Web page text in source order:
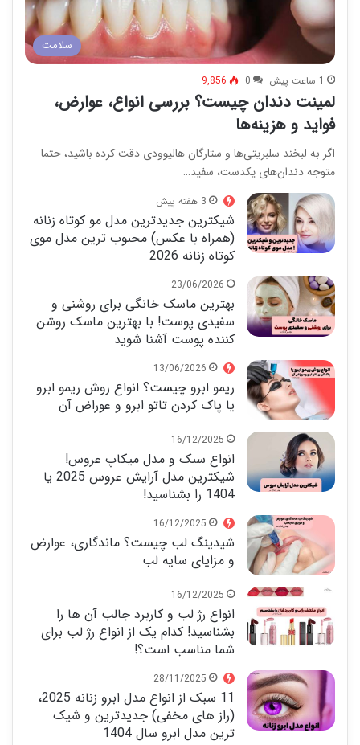
سلامت
1 ساعت پیش 0
9,856
لمینت دندان چیست؟ بررسی انواع، عوارض،
فواید و هزینه‌ها
اگر به لبخند سلبریتی‌ها و ستارگان هالیوودی دقت کرده باشید، حتما
متوجه دندان‌های یکدست، سفید…
3 هفته پیش
شیکترین جدیدترین مدل مو کوتاه زنانه
(همراه با عکس) محبوب ترین مدل موی
کوتاه زنانه 2026
23/06/2026
بهترین ماسک خانگی برای روشنی و
سفیدی پوست! با بهترین ماسک روشن
کننده پوست آشنا شوید
13/06/2026
ریمو ابرو چیست؟ انواع روش ریمو ابرو
یا پاک کردن تاتو ابرو و عوراض آن
16/12/2025
انواع سبک و مدل میکاپ عروس!
شیکترین مدل آرایش عروس 2025 یا
1404 را بشناسید!
16/12/2025
شیدینگ لب چیست؟ ماندگاری، عوارض
و مزایای سایه لب
16/12/2025
انواع رژ لب و کاربرد جالب آن ها را
بشناسید! کدام یک از انواع رژ لب برای
شما مناسب است؟!
28/11/2025
11 سبک از انواع مدل ابرو زنانه 2025،
(راز های مخفی) جدیدترین و شیک
ترین مدل ابرو سال 1404